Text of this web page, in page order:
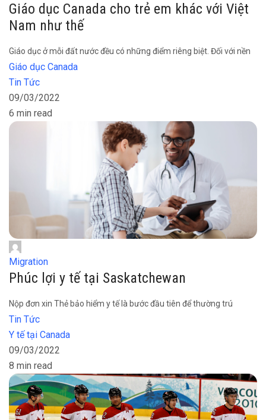
Giáo dục Canada cho trẻ em khác với Việt
Nam như thế
Giáo dục ở mỗi đất nước đều có những điểm riêng biệt. Đối với nền
Giáo dục Canada
Tin Tức
09/03/2022
6 min read
Migration
Phúc lợi y tế tại Saskatchewan
Nộp đơn xin Thẻ bảo hiểm y tế là bước đầu tiên để thường trú
Tin Tức
Y tế tại Canada
09/03/2022
8 min read